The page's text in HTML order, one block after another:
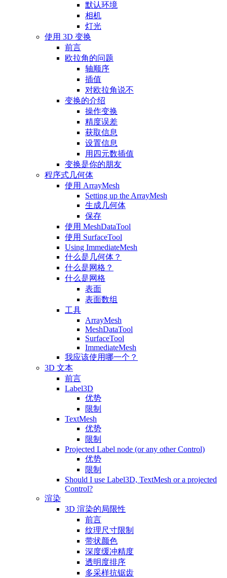
默认环境
相机
灯光
使用 3D 变换
前言
欧拉角的问题
轴顺序
插值
对欧拉角说不
变换的介绍
操作变换
精度误差
获取信息
设置信息
用四元数插值
变换是你的朋友
程序式几何体
使用 ArrayMesh
Setting up the ArrayMesh
生成几何体
保存
使用 MeshDataTool
使用 SurfaceTool
Using ImmediateMesh
什么是几何体？
什么是网格？
什么是网格
表面
表面数组
工具
ArrayMesh
MeshDataTool
SurfaceTool
ImmediateMesh
我应该使用哪一个？
3D 文本
前言
Label3D
优势
限制
TextMesh
优势
限制
Projected Label node (or any other Control)
优势
限制
Should I use Label3D, TextMesh or a projected
Control?
渲染
3D 渲染的局限性
前言
纹理尺寸限制
带状颜色
深度缓冲精度
透明度排序
多采样抗锯齿